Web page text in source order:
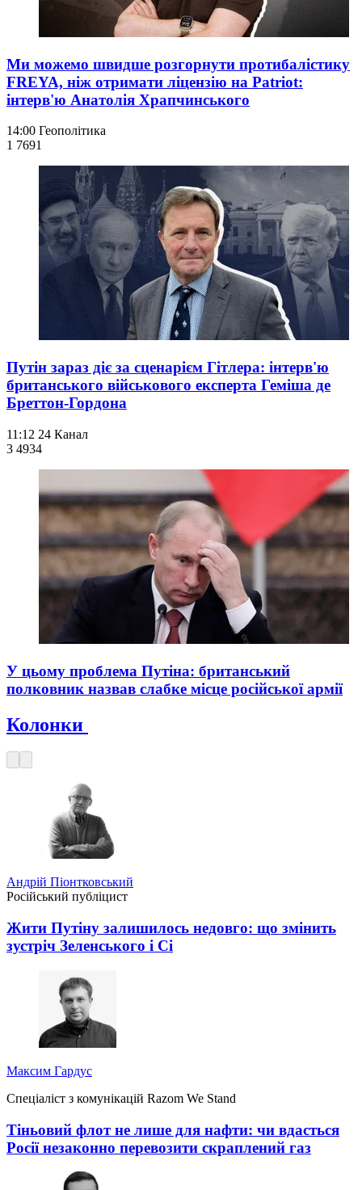
Ми можемо швидше розгорнути протибалістику
FREYA, ніж отримати ліцензію на Patriot:
інтерв'ю Анатолія Храпчинського
14:00 Геополітика
1 7691
Путін зараз діє за сценарієм Гітлера: інтерв'ю
британського військового експерта Геміша де
Бреттон-Гордона
11:12 24 Канал
3 4934
У цьому проблема Путіна: британський
полковник назвав слабке місце російської армії
Колонки
Андрій Піонтковський
Російський публіцист
Жити Путіну залишилось недовго: що змінить
зустріч Зеленського і Сі
Максим Гардус
Спеціаліст з комунікацій Razom We Stand
Тіньовий флот не лише для нафти: чи вдасться
Росії незаконно перевозити скраплений газ